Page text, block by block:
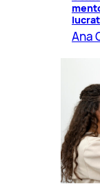
Ana